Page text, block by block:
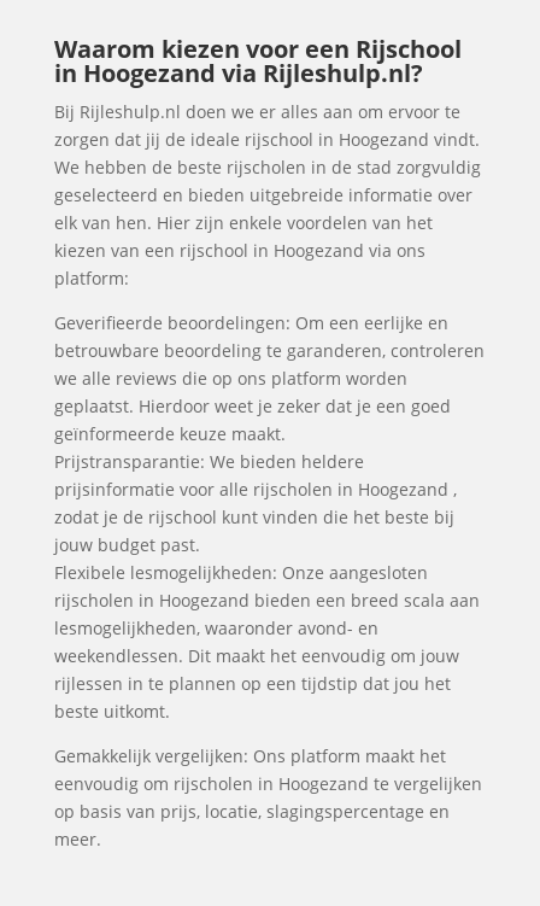
Waarom kiezen voor een Rijschool
in Hoogezand via Rijleshulp.nl?
Bij Rijleshulp.nl doen we er alles aan om ervoor te
zorgen dat jij de ideale rijschool in Hoogezand vindt.
We hebben de beste rijscholen in de stad zorgvuldig
geselecteerd en bieden uitgebreide informatie over
elk van hen. Hier zijn enkele voordelen van het
kiezen van een rijschool in Hoogezand via ons
platform:
Geverifieerde beoordelingen: Om een eerlijke en
betrouwbare beoordeling te garanderen, controleren
we alle reviews die op ons platform worden
geplaatst. Hierdoor weet je zeker dat je een goed
geïnformeerde keuze maakt.
Prijstransparantie: We bieden heldere
prijsinformatie voor alle rijscholen in Hoogezand ,
zodat je de rijschool kunt vinden die het beste bij
jouw budget past.
Flexibele lesmogelijkheden: Onze aangesloten
rijscholen in Hoogezand bieden een breed scala aan
lesmogelijkheden, waaronder avond- en
weekendlessen. Dit maakt het eenvoudig om jouw
rijlessen in te plannen op een tijdstip dat jou het
beste uitkomt.
Gemakkelijk vergelijken: Ons platform maakt het
eenvoudig om rijscholen in Hoogezand te vergelijken
op basis van prijs, locatie, slagingspercentage en
meer.